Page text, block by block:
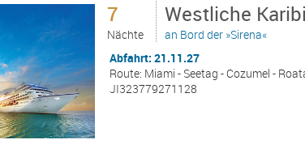
7
Nächte
Westliche
an Bord der »Sirena«
Abfahrt: 21.11.27
Route: Miami - Seetag - Cozumel -
JI323779271128